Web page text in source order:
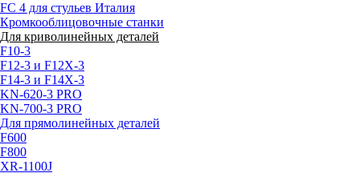
FC 4 для стульев Италия
Кромкооблицовочные станки
Для криволинейных деталей
F10-3
F12-3 и F12X-3
F14-3 и F14X-3
KN-620-3 PRO
KN-700-3 PRO
Для прямолинейных деталей
F600
F800
XR-1100J